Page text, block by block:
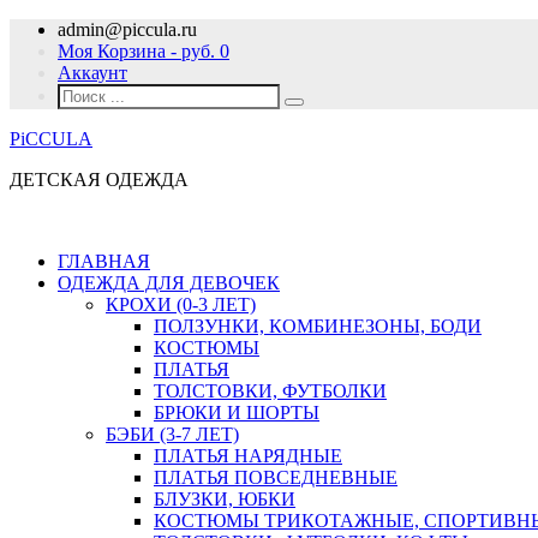
admin@piccula.ru
Моя Корзина - руб. 0
Аккаунт
PiCCULA
ДЕТСКАЯ ОДЕЖДА
ГЛАВНАЯ
ОДЕЖДА ДЛЯ ДЕВОЧЕК
КРОХИ (0-3 ЛЕТ)
ПОЛЗУНКИ, КОМБИНЕЗОНЫ, БОДИ
КОСТЮМЫ
ПЛАТЬЯ
ТОЛСТОВКИ, ФУТБОЛКИ
БРЮКИ И ШОРТЫ
БЭБИ (3-7 ЛЕТ)
ПЛАТЬЯ НАРЯДНЫЕ
ПЛАТЬЯ ПОВСЕДНЕВНЫЕ
БЛУЗКИ, ЮБКИ
КОСТЮМЫ ТРИКОТАЖНЫЕ,